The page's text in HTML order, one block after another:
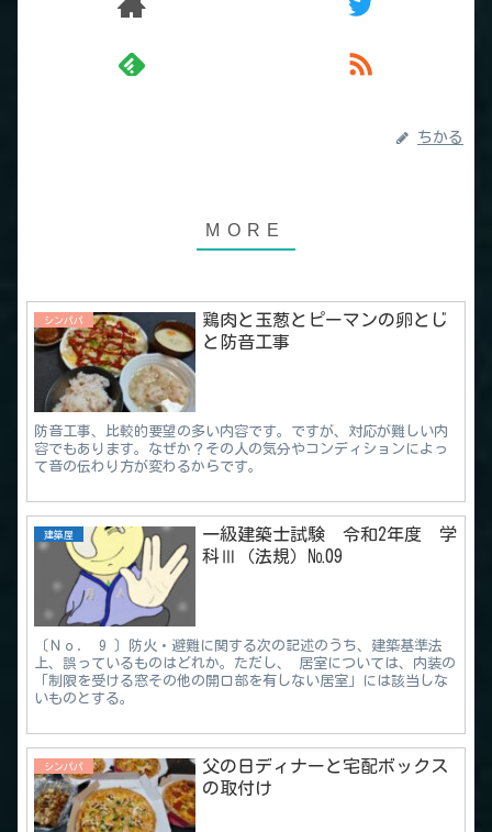
ちかる
シンパパ
鶏肉と玉葱とピーマンの卵とじ
と防音工事
防音工事、比較的要望の多い内容です。ですが、対応が難しい内
容でもあります。なぜか？その人の気分やコンディションによっ
て音の伝わり方が変わるからです。
建築屋
一級建築士試験 令和2年度 学
科Ⅲ（法規）№09
〔Ｎｏ． 9 〕防火・避難に関する次の記述のうち、建築基準法
上、誤っているものはどれか。ただし、 居室については、内装の
「制限を受ける窓その他の開口部を有しない居室」には該当しな
いものとする。
シンパパ
父の日ディナーと宅配ボックス
の取付け